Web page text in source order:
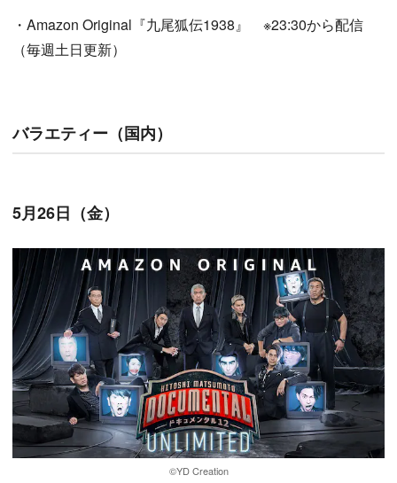
・Amazon Original『九尾狐伝1938』 ※23:30から配信
（毎週土日更新）
バラエティー（国内）
5月26日（金）
©YD Creation